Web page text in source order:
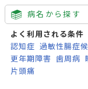
病名から探す
よく利用される条件
認知症 過敏性腸症候
更年期障害 歯周病
片頭痛